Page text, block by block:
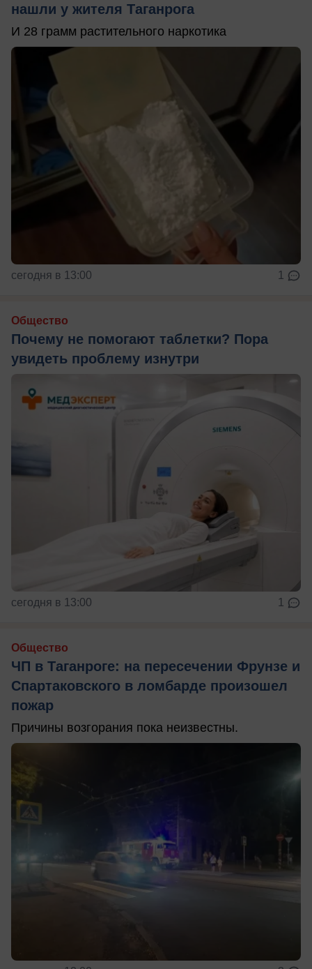
нашли у жителя Таганрога
И 28 грамм растительного наркотика
сегодня в 13:00 1
Общество
Почему не помогают таблетки? Пора
увидеть проблему изнутри
сегодня в 13:00 1
Общество
ЧП в Таганроге: на пересечении Фрунзе и
Спартаковского в ломбарде произошел
пожар
Причины возгорания пока неизвестны.